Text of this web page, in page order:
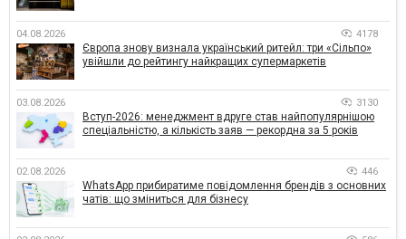
04.08.2026 4178
Європа знову визнала український ритейл: три «Сільпо»
увійшли до рейтингу найкращих супермаркетів
03.08.2026 3130
Вступ-2026: менеджмент вдруге став найпопулярнішою
спеціальністю, а кількість заяв — рекордна за 5 років
02.08.2026 446
WhatsApp прибиратиме повідомлення брендів з основних
чатів: що зміниться для бізнесу